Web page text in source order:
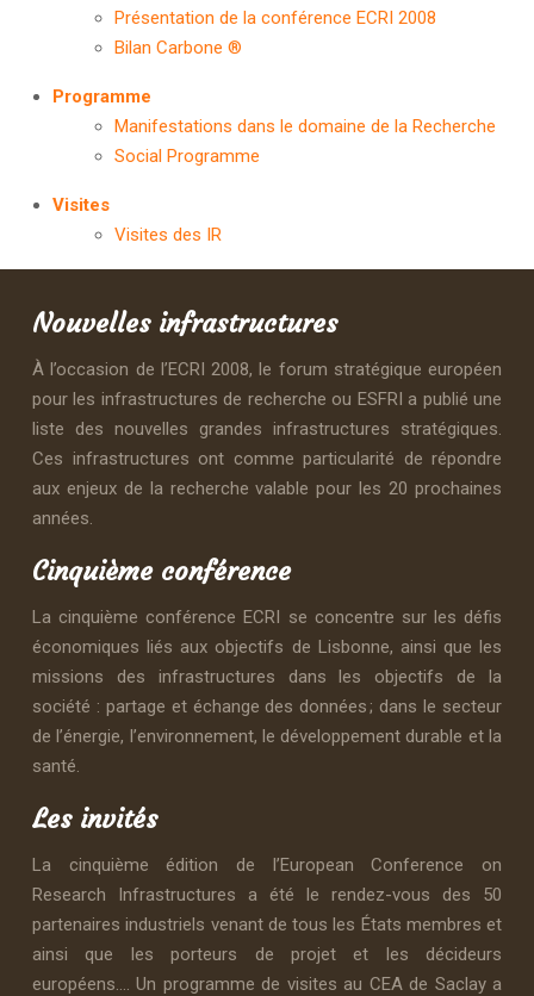
Présentation de la conférence ECRI 2008
Bilan Carbone ®
Programme
Manifestations dans le domaine de la Recherche
Social Programme
Visites
Visites des IR
Nouvelles infrastructures
À l’occasion de l’ECRI 2008, le forum stratégique européen
pour les infrastructures de recherche ou ESFRI a publié une
liste des nouvelles grandes infrastructures stratégiques.
Ces infrastructures ont comme particularité de répondre
aux enjeux de la recherche valable pour les 20 prochaines
années.
Cinquième conférence
La cinquième conférence ECRI se concentre sur les défis
économiques liés aux objectifs de Lisbonne, ainsi que les
missions des infrastructures dans les objectifs de la
société : partage et échange des données ; dans le secteur
de l’énergie, l’environnement, le développement durable et la
santé.
Les invités
La cinquième édition de l’European Conference on
Research Infrastructures a été le rendez-vous des 50
partenaires industriels venant de tous les États membres et
ainsi que les porteurs de projet et les décideurs
européens…. Un programme de visites au CEA de Saclay a